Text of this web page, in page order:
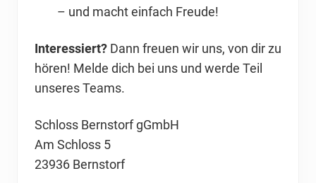
– und macht einfach Freude!
Interessiert? Dann freuen wir uns, von dir zu
hören! Melde dich bei uns und werde Teil
unseres Teams.
Schloss Bernstorf gGmbH
Am Schloss 5
23936 Bernstorf